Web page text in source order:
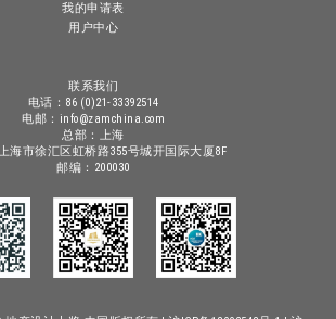
我的申请表
用户中心
联系我们
电话：86 (0)21-33392514
电邮：info@zamchina.com
总部：上海
海市徐汇区虹桥路355号城开国际大厦8F
邮编：200030